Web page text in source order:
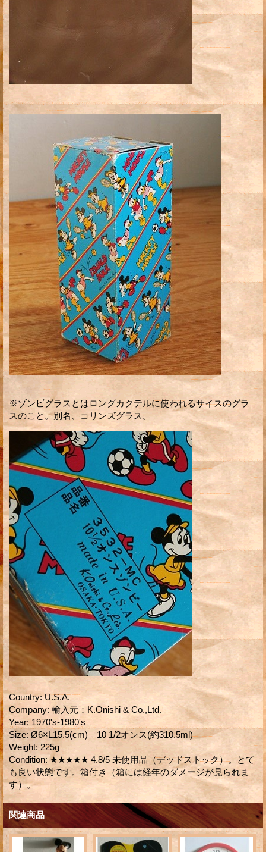
※ゾンビグラスとはロングカクテルに使われるサイスのグラ
スのこと。別名、コリンズグラス。
Country: U.S.A.
Company: 輸入元：K.Onishi & Co.,Ltd.
Year: 1970's-1980's
Size: Ø6×L15.5(cm) 10 1/2オンス(約310.5ml)
Weight: 225g
Condition: ★★★★★ 4.8/5 未使用品（デッドストック）。とて
も良い状態です。箱付き（箱には経年のダメージが見られま
す）。
関連商品